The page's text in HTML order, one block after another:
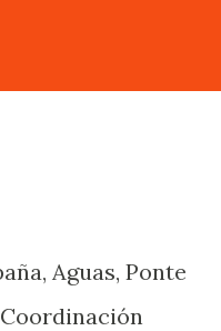
Aguas, Ponte